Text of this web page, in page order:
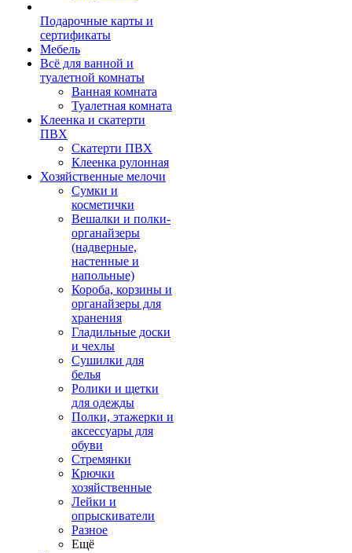
Подарочные карты и
сертификаты
Мебель
Всё для ванной и
туалетной комнаты
Ванная комната
Туалетная комната
Клеенка и скатерти
ПВХ
Скатерти ПВХ
Клеенка рулонная
Хозяйственные мелочи
Сумки и
косметички
Вешалки и полки-
органайзеры
(надверные,
настенные и
напольные)
Короба, корзины и
органайзеры для
хранения
Гладильные доски
и чехлы
Сушилки для
белья
Ролики и щетки
для одежды
Полки, этажерки и
аксессуары для
обуви
Стремянки
Крючки
хозяйственные
Лейки и
опрыскиватели
Разное
Ещё